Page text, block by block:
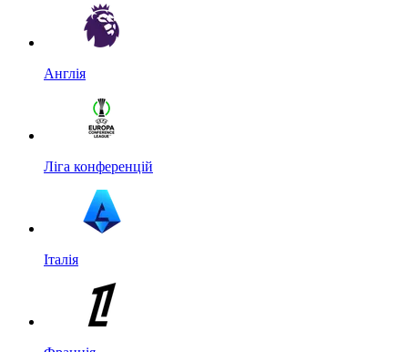
Англія
Ліга конференцій
Італія